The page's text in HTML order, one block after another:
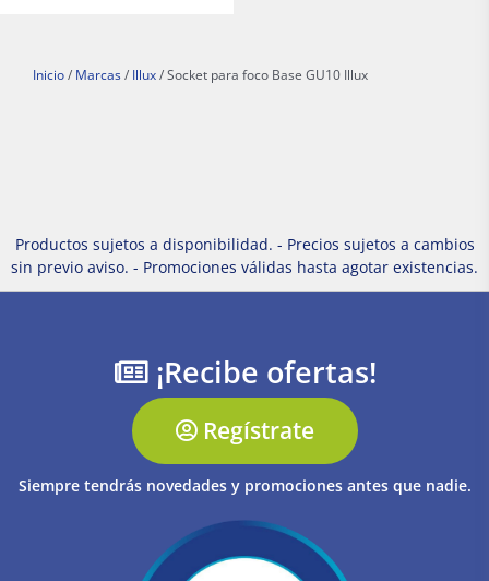
Inicio / Marcas / Illux / Socket para foco Base GU10 Illux
Productos sujetos a disponibilidad. - Precios sujetos a cambios
sin previo aviso. - Promociones válidas hasta agotar existencias.
¡Recibe ofertas!
Regístrate
Siempre tendrás novedades y promociones antes que nadie.